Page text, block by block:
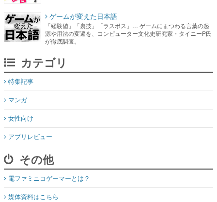
ゲームが変えた日本語
「経験値」「裏技」「ラスボス」… ゲームにまつわる言葉の起
源や用法の変遷を、コンピューター文化史研究家・タイニーP氏
が徹底調査。
カテゴリ
特集記事
マンガ
女性向け
アプリレビュー
その他
電ファミニコゲーマーとは？
媒体資料はこちら